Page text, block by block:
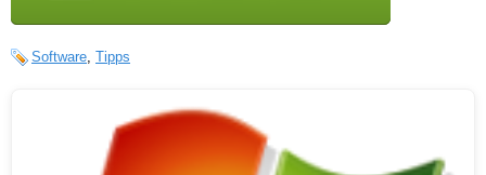
Software Tipps